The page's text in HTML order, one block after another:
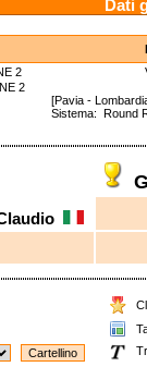
Dati
2
2
[Pavia -
Sistema: